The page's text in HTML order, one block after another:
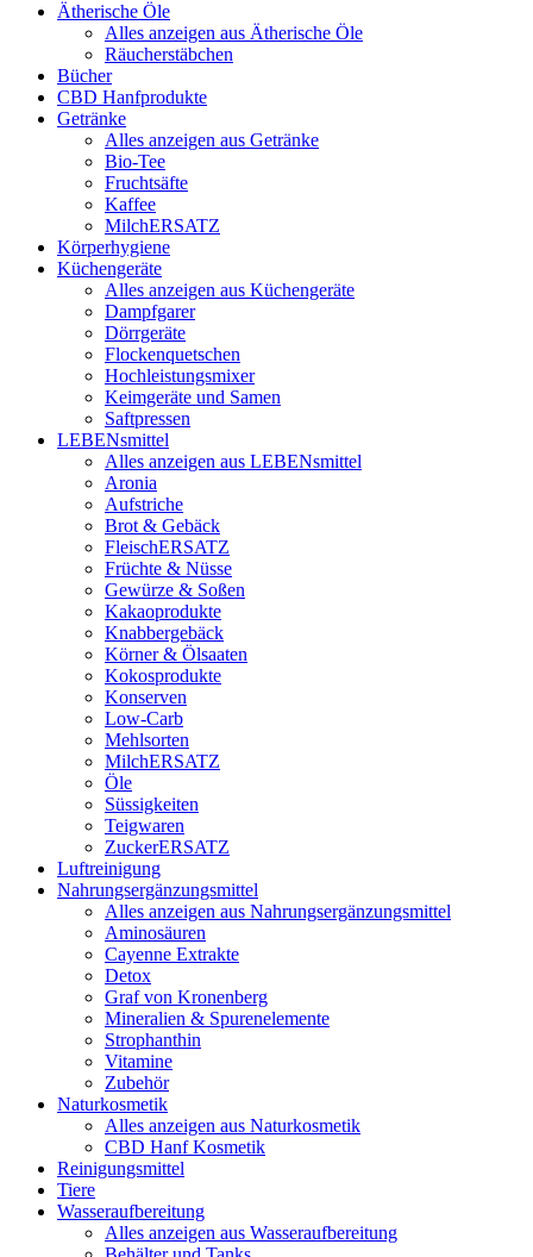
Ätherische Öle
Alles anzeigen aus Ätherische Öle
Räucherstäbchen
Bücher
CBD Hanfprodukte
Getränke
Alles anzeigen aus Getränke
Bio-Tee
Fruchtsäfte
Kaffee
MilchERSATZ
Körperhygiene
Küchengeräte
Alles anzeigen aus Küchengeräte
Dampfgarer
Dörrgeräte
Flockenquetschen
Hochleistungsmixer
Keimgeräte und Samen
Saftpressen
LEBENsmittel
Alles anzeigen aus LEBENsmittel
Aronia
Aufstriche
Brot & Gebäck
FleischERSATZ
Früchte & Nüsse
Gewürze & Soßen
Kakaoprodukte
Knabbergebäck
Körner & Ölsaaten
Kokosprodukte
Konserven
Low-Carb
Mehlsorten
MilchERSATZ
Öle
Süssigkeiten
Teigwaren
ZuckerERSATZ
Luftreinigung
Nahrungsergänzungsmittel
Alles anzeigen aus Nahrungsergänzungsmittel
Aminosäuren
Cayenne Extrakte
Detox
Graf von Kronenberg
Mineralien & Spurenelemente
Strophanthin
Vitamine
Zubehör
Naturkosmetik
Alles anzeigen aus Naturkosmetik
CBD Hanf Kosmetik
Reinigungsmittel
Tiere
Wasseraufbereitung
Alles anzeigen aus Wasseraufbereitung